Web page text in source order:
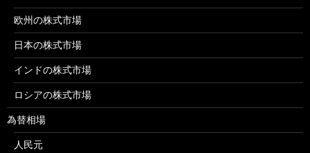
欧州の株式市場
日本の株式市場
インドの株式市場
ロシアの株式市場
為替相場
人民元